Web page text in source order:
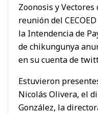
Zoonosis y
reunión del
la Intendencia de
de chikungunya
en su cuenta de
Estuvieron
Nicolás Olivera, el
González, la